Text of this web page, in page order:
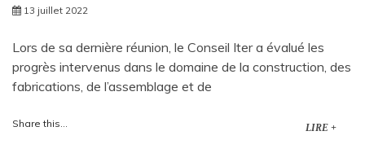
13 juillet 2022
Lors de sa dernière réunion, le Conseil Iter a évalué les
progrès intervenus dans le domaine de la construction, des
fabrications, de l’assemblage et de
Share this... LIRE +